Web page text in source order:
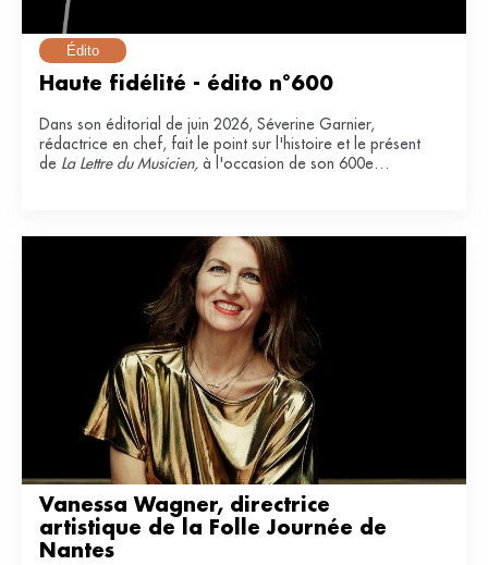
Édito
Haute fidélité - édito n°600
Dans son éditorial de juin 2026, Séverine Garnier,
rédactrice en chef, fait le point sur l'histoire et le présent
de La Lettre du Musicien, à l'occasion de son 600e
Vanessa Wagner, directrice
artistique de la Folle Journée de
Nantes